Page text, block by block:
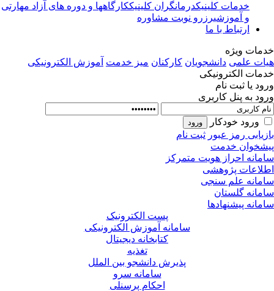
خدمات کلینیکدرمانگران کلینیککارگاهها و دوره های آزاد مهارتی
و آموزشیرزرو نوبت مشاوره
ارتباط با ما
ویژه
علمی دانشجویان کارکنان میز خدمت آموزش الکترونیکی
الکترونیکی
یا ثبت نام
به پنل کاربری
ورود خودکار
رمز عبور ثبت نام
خدمت
احراز هویت متمرکز
پژوهشی
علم سنجی
گلستان
پیشنهادها
پست الکترونیک
سامانه آموزش الکترونیکی
کتابخانه دیجیتال
تغذیه
پذیرش دانشجو بین الملل
سامانه سرو
احکام پرسنلی